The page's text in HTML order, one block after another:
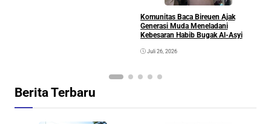
Komunitas Baca Bireuen Ajak
Generasi Muda Meneladani
Kebesaran Habib Bugak Al-Asyi
Juli 26, 2026
Berita Terbaru